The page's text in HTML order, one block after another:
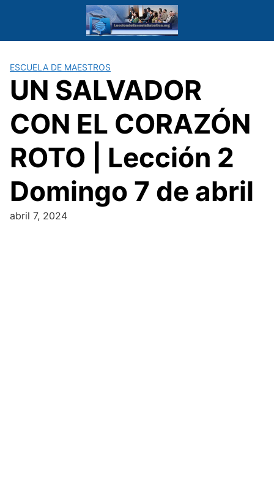
ESCUELA DE MAESTROS
UN SALVADOR
CON EL CORAZÓN
ROTO | Lección 2
Domingo 7 de abril
abril 7, 2024